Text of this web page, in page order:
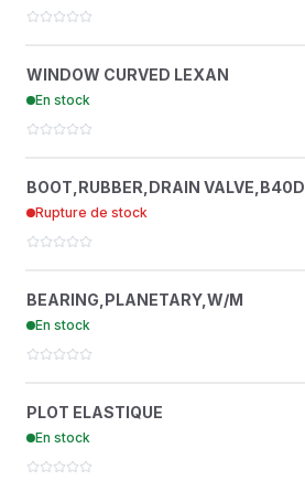
7155308
WINDOW CURVED LEXAN
En stock
?
207967
BOOT,RUBBER,DRAIN VALVE,B40D
Rupture de stock
?
150043
BEARING,PLANETARY,W/M
En stock
PLOT ELASTIQUE
En stock